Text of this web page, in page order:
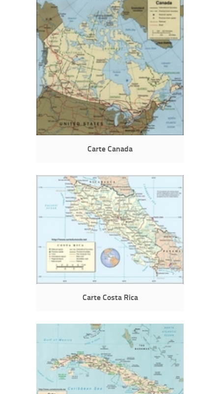
Carte Canada
Carte Costa Rica